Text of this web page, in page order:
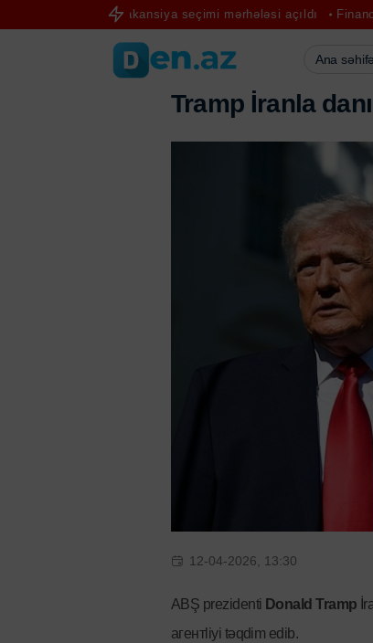
üzrə vakansiya seçimi mərhələsi açıldı Financial Times:
Ana səhifə
Tramp İranla danı
12-04-2026, 13:30
ABŞ prezidenti Donald Tramp
агентliyi təqdim edib.